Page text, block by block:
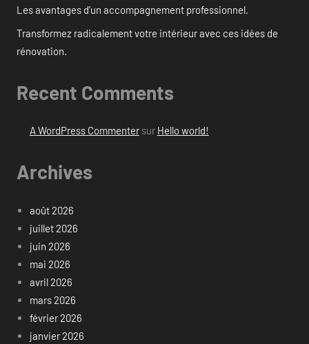
Les avantages d’un accompagnement professionnel.
Transformez radicalement votre intérieur avec ces idées de
rénovation.
Recent Comments
A WordPress Commentersur Hello world!
Archives
août 2026
juillet 2026
juin 2026
mai 2026
avril 2026
mars 2026
février 2026
janvier 2026